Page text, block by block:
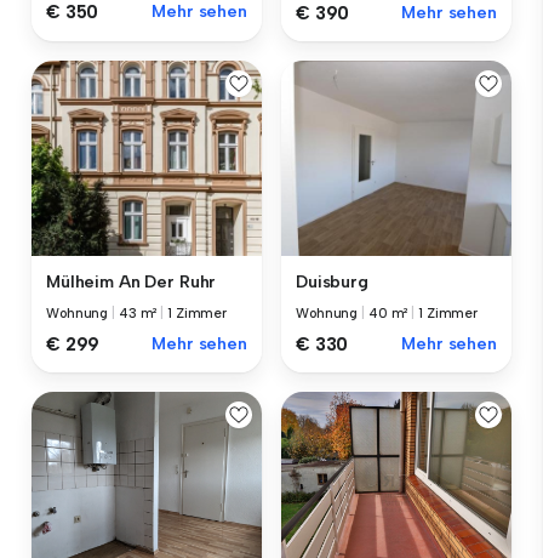
€ 350 Mehr sehen € 390 Mehr sehen
Mülheim An Der Ruhr
Wohnung 43 m² |1 Zimmer
€ 299 Mehr sehen
Duisburg
Wohnung 40 m² |1 Zimmer
€ 330 Mehr sehen